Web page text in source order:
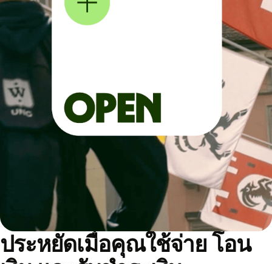
ประหยัดเมื่อคุณใช้จ่าย โอน